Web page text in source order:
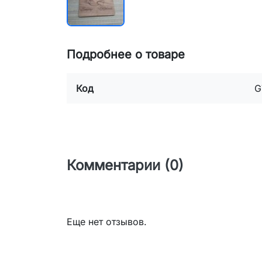
Подробнее о товаре
Код
Комментарии (0)
Еще нет отзывов.